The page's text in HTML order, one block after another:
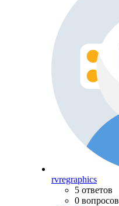
rvregraphics
5 ответов
0 вопросов